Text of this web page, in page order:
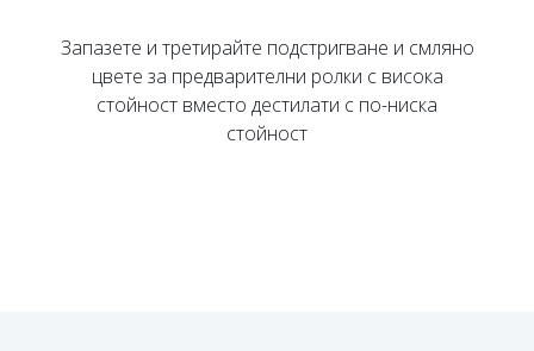
Запазете и третирайте подстригване и смляно
цвете за предварителни ролки с висока
стойност вместо дестилати с по-ниска
стойност